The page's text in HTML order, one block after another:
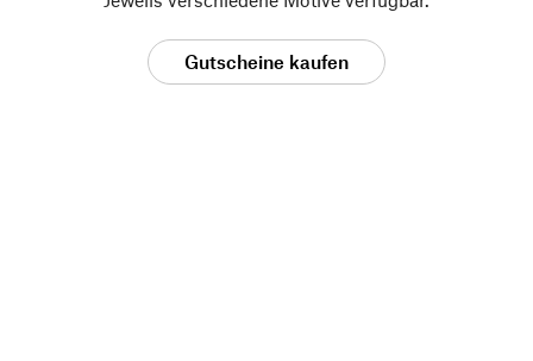
Gutscheine kaufen